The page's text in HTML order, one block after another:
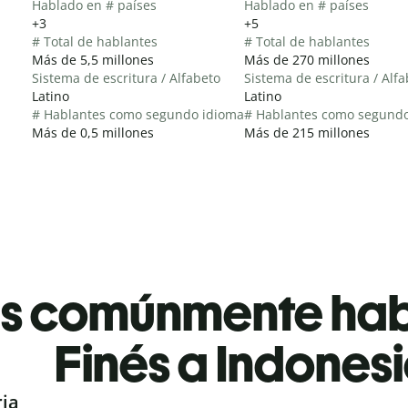
Hablado en # países
+3
# Total de hablantes
Más de 5,5 millones
Sistema de escritura / Alfabeto
Latino
# Hablantes como segundo idioma
Más de 0,5 millones
Hablado en # países
+5
# Total de hablantes
Más de 270 millones
Sistema de escritura /
Latino
# Hablantes como
Más de 215 millones
comúnmente
Finés a